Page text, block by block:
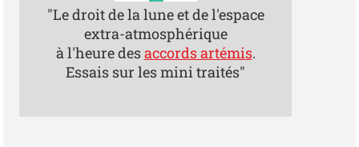
"Le droit de la lune et de l'espace
extra-atmosphérique
à l'heure desaccords artémis.
Essais sur les mini traités"